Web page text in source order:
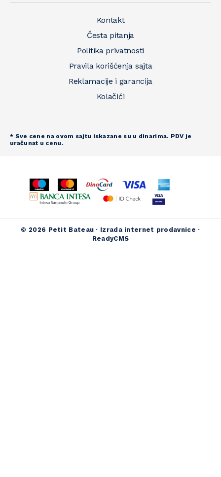
Kontakt
Česta pitanja
Politika privatnosti
Pravila korišćenja sajta
Reklamacije i garancija
Kolačići
* Sve cene na ovom sajtu iskazane su u dinarima. PDV je
uračunat u cenu.
© 2026 Petit Bateau · Izrada internet prodavnice ·
ReadyCMS